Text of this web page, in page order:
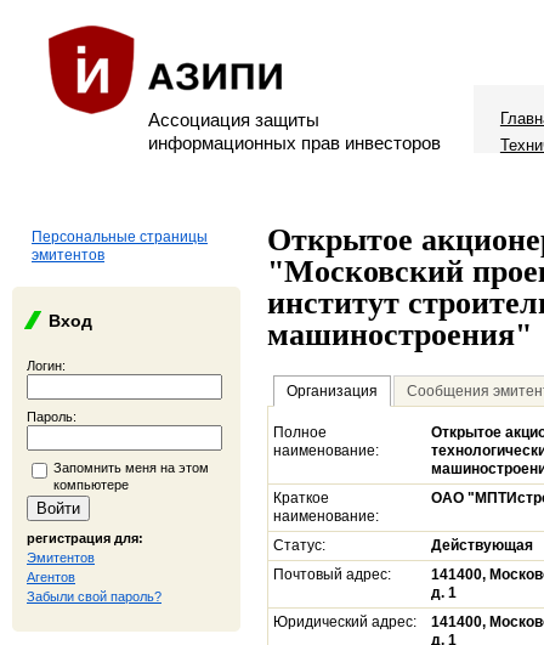
Ассоциация защиты
информационных прав инвесторов
Персональные страницы
эмитентов
Вход
Логин:
Пароль:
Запомнить меня на этом
компьютере
регистрация для:
Эмитентов
Агентов
Забыли свой пароль?
Открытое
"Московский
институт
машиностроения"
Организация Сообщения
Полное
наименование:
Открытое
Краткое
наименование:
ОАО
Статус:
Действующая
Почтовый адрес:
141400,
д. 1
Юридический адрес:
141400,
д. 1